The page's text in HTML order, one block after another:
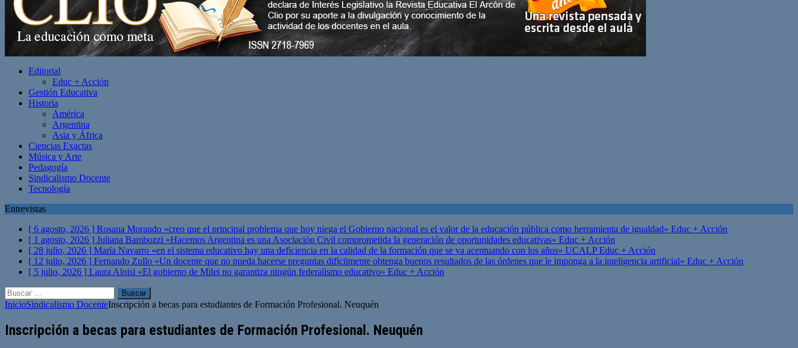
Editorial
Educ + Acción
Gestión Educativa
Historia
América
Argentina
Asia y África
Ciencias Exactas
Música y Arte
Pedagogía
Sindicalismo Docente
Tecnología
Entrevistas
[ 6 agosto, 2026 ] Rosana Morando «creo que el principal problema que hoy niega el Gobierno nacional es el valor de la educación pública como herramienta de igualdad» Educ + Acción
[ 1 agosto, 2026 ] Juliana Bambozzi «Hacemos Argentina es una Asociación Civil comprometida la generación de oportunidades educativas» Educ + Acción
[ 28 julio, 2026 ] María Navarro «en el sistema educativo hay una deficiencia en la calidad de la formación que se va acentuando con los años» UCALPEduc + Acción
[ 12 julio, 2026 ] Fernando Zullo «Un docente que no pueda hacerse preguntas difícilmente obtenga buenos resultados de las órdenes que le imponga a la inteligencia artificial» Educ + Acción
[ 5 julio, 2026 ] Laura Aloisi «El gobierno de Milei no garantiza ningún federalismo educativo» Educ + Acción
Buscar:
InicioSindicalismo DocenteInscripción a becas para estudiantes de Formación Profesional. Neuquén
Inscripción a becas para estudiantes de Formación Profesional. Neuquén